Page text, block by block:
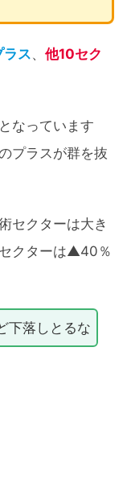
ラス、 他10セク
なっています
プラスが群を抜
セクターは大き
クターは▲40％
下落しとるな